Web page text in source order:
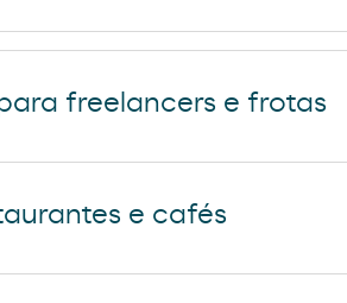
freelancers e frotas
e cafés